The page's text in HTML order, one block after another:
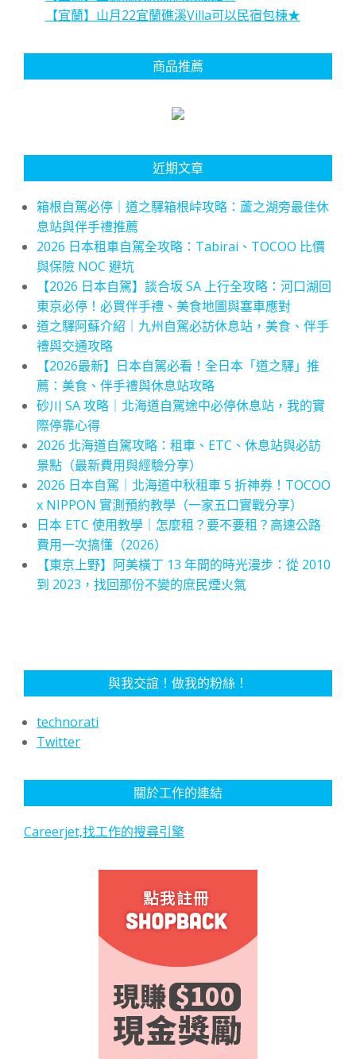
【宜蘭】山月22宜蘭礁溪Villa可以民宿包棟★
商品推薦
近期文章
箱根自駕必停｜道之驛箱根峠攻略：蘆之湖旁最佳休
息站與伴手禮推薦
2026 日本租車自駕全攻略：Tabirai、TOCOO 比價
與保險 NOC 避坑
【2026 日本自駕】談合坂 SA 上行全攻略：河口湖回
東京必停！必買伴手禮、美食地圖與塞車應對
道之驛阿蘇介紹｜九州自駕必訪休息站，美食、伴手
禮與交通攻略
【2026最新】日本自駕必看！全日本「道之驛」推
薦：美食、伴手禮與休息站攻略
砂川 SA 攻略｜北海道自駕途中必停休息站，我的實
際停靠心得
2026 北海道自駕攻略：租車、ETC、休息站與必訪
景點（最新費用與經驗分享）
2026 日本自駕｜北海道中秋租車 5 折神券！TOCOO
x NIPPON 實測預約教學（一家五口實戰分享）
日本 ETC 使用教學｜怎麼租？要不要租？高速公路
費用一次搞懂（2026）
【東京上野】阿美橫丁 13 年間的時光漫步：從 2010
到 2023，找回那份不變的庶民煙火氣
與我交誼！做我的粉絲！
technorati
Twitter
關於工作的連結
Careerjet,找工作的搜尋引擎